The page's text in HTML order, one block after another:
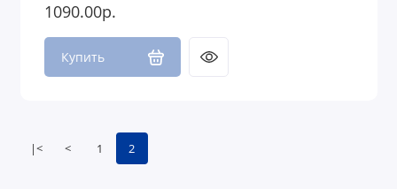
1090.00р.
Купить
|< < 1 2